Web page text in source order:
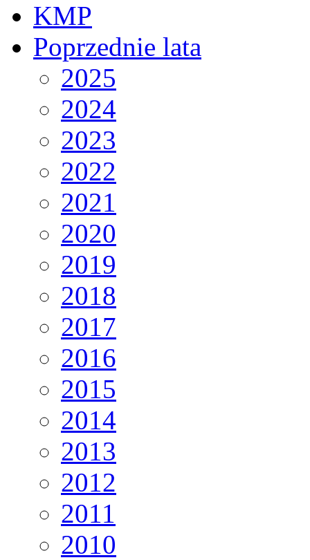
KMP
Poprzednie lata
2025
2024
2023
2022
2021
2020
2019
2018
2017
2016
2015
2014
2013
2012
2011
2010